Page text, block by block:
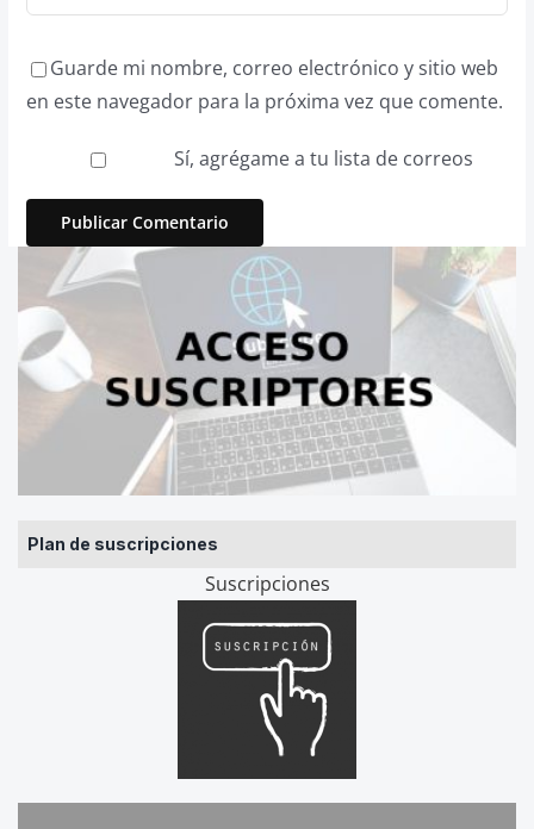
Plan de suscripciones
Suscripciones
Guarde mi nombre, correo electrónico y sitio web
en este navegador para la próxima vez que comente.
Sí, agrégame a tu lista de correos